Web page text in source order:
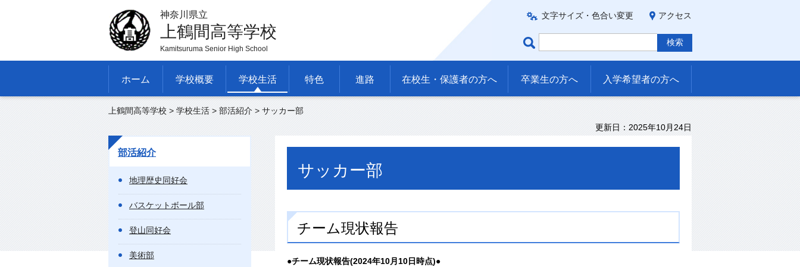
神奈川県立
上鶴間高等学校
Kamitsuruma Senior High School
文字サイズ・色合い変更 アクセス
ホーム 学校概要 学校生活 特色 進路 在校生・保護者の方へ 卒業生の方へ 入学希望者の方へ
上鶴間高等学校>学校生活>部活紹介> サッカー部
更新日：2025年10月24日
部活紹介
地理歴史同好会
バスケットボール部
登山同好会
美術部
サッカー部
チーム現状報告
●チーム現状報告(2024年10月10日時点)●